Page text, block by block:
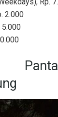
2.000
5.000